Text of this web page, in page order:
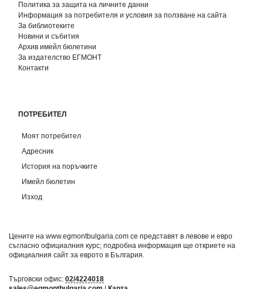
Политика за защита на личните данни
Информация за потребителя и условия за ползване на сайта
За библиотеките
Новини и събития
Архив имейл бюлетини
За издателство ЕГМОНТ
Контакти
ПОТРЕБИТЕЛ
Моят потребител
Адресник
История на поръчките
Имейл бюлетин
Изход
Цените на www.egmontbulgaria.com се представят в левове и евро
съгласно официалния курс; подробна информация ще откриете на
официалния сайт за еврото в България
Търговски офис: 02/4224018